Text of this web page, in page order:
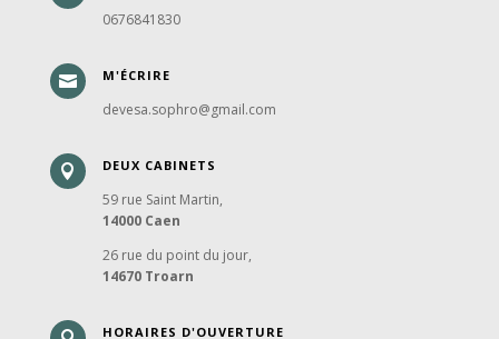
0676841830
 M'ÉCRIRE
devesa.sophro@gmail.com
 DEUX CABINETS
59 rue Saint Martin,
14000 Caen
26 rue du point du jour,
14670 Troarn
HORAIRES D'OUVERTURE